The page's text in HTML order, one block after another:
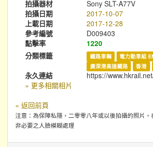
拍攝器材
Sony SLT-A77V
拍攝日期
2017-10-07
上載日期
2017-12-28
參考編號
D009403
點擊率
1220
分類標籤
鐵路車輛
電力動車組
廣深港高速鐵路
香港
永久連結
https://
» 更多相關相片
« 返回前頁
注意：為保障私隱，二零零八年或以後拍攝的照片
非必要之人臉模糊處理